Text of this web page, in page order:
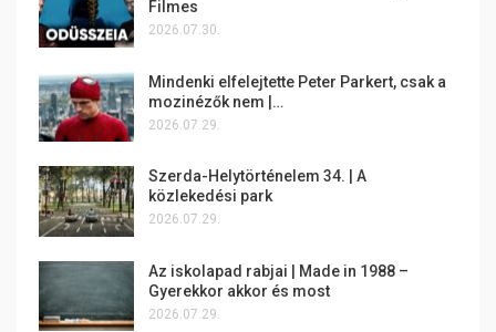
Filmes
2026.07.30.
Mindenki elfelejtette Peter Parkert, csak a
mozinézők nem |…
2026.07.29.
Szerda-Helytörténelem 34. | A
közlekedési park
2026.07.29.
Az iskolapad rabjai | Made in 1988 –
Gyerekkor akkor és most
2026.07.29.